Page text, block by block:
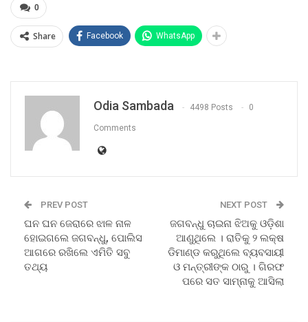
0
Share Facebook WhatsApp
Odia Sambada 4498 Posts 0
Comments
PREV POST
ଘନ ଘନ ଜେରାରେ ଝାଳ ନାଳ
ହୋଇଗଲେ ଜଗବନ୍ଧୁ, ପୋଲିସ
ଆଗରେ ରଖିଲେ ଏମିତି ସବୁ
ତଥ୍ୟ
NEXT POST
ଜଗବନ୍ଧୁ ଚାଇନା ଝିଅକୁ ଓଡ଼ିଶା
ଆଣୁଥିଲେ । ରାତିକୁ ୨ ଲକ୍ଷ
ଡିମାଣ୍ଡ କରୁଥିଲେ ବ୍ୟବସାୟୀ
ଓ ମନ୍ତ୍ରୀଙ୍କ ଠାରୁ । ଗିରଫ
ପରେ ସତ ସାମ୍ନାକୁ ଆସିଲା